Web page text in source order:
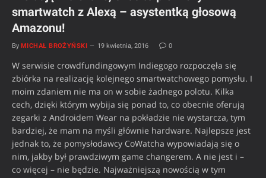
smartwatch z Alexą – asystentką głosową
Amazonu!
By MICHAŁ BROŻYŃSKI 19 kwietnia, 2016 0
W serwisie crowdfundingowym Indiegogo rozpoczęła się
zbiórka na realizację kolejnego smartwatchowego pomysłu. I
moim zdaniem nie ma on w sobie żadnego polotu. Kilka
cech, dzięki którym wybija się ponad to, co obecnie oferują
zegarki z Androidem Wear na pokładzie nie wystarcza, tym
bardziej, że mam na myśli głównie hardware. Najlepsze jest
jednak to, że pomysłodawcy CoWatcha wypowiadają się o
nim, jakby był prawdziwym game changerem. A nie jest i –
co więcej – nie będzie. Najważniejszą nowością w tym